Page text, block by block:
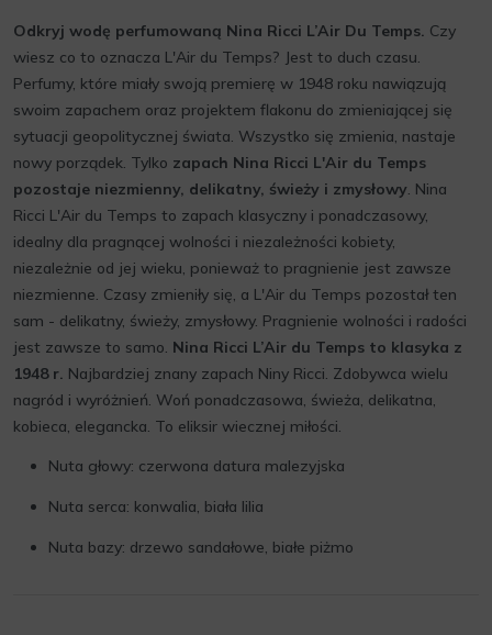
Odkryj wodę perfumowaną Nina Ricci L’Air Du Temps. Czy
wiesz co to oznacza L'Air du Temps? Jest to duch czasu.
Perfumy, które miały swoją premierę w 1948 roku nawiązują
swoim zapachem oraz projektem flakonu do zmieniającej się
sytuacji geopolitycznej świata. Wszystko się zmienia, nastaje
nowy porządek. Tylko zapach Nina Ricci L'Air du Temps
pozostaje niezmienny, delikatny, świeży i zmysłowy. Nina
Ricci L'Air du Temps to zapach klasyczny i ponadczasowy,
idealny dla pragnącej wolności i niezależności kobiety,
niezależnie od jej wieku, ponieważ to pragnienie jest zawsze
niezmienne. Czasy zmieniły się, a L'Air du Temps pozostał ten
sam - delikatny, świeży, zmysłowy. Pragnienie wolności i radości
jest zawsze to samo. Nina Ricci L’Air du Temps to klasyka z
1948 r. Najbardziej znany zapach Niny Ricci. Zdobywca wielu
nagród i wyróżnień. Woń ponadczasowa, świeża, delikatna,
kobieca, elegancka. To eliksir wiecznej miłości.
Nuta głowy: czerwona datura malezyjska
Nuta serca: konwalia, biała lilia
Nuta bazy: drzewo sandałowe, białe piżmo